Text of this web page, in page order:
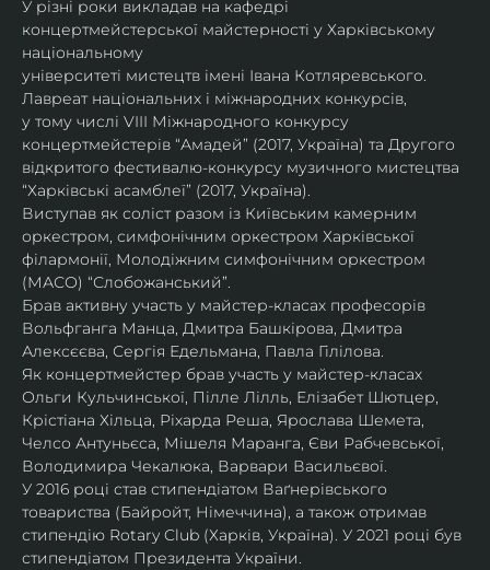
У різні роки викладав на кафедрі
концертмейстерської майстерності у Харківському
національному
університеті мистецтв імені Івана Котляревського.
Лавреат національних і міжнародних конкурсів,
у тому числі VIII Міжнародного конкурсу
концертмейстерів “Амадей” (2017, Україна) та Другого
відкритого фестивалю-конкурсу музичного мистецтва
“Харківські асамблеї” (2017, Україна).
Виступав як соліст разом із Київським камерним
оркестром, симфонічним оркестром Харківської
філармонії, Молодіжним симфонічним оркестром
(МАСО) “Слобожанський”.
Брав активну участь у майстер-класах професорів
Вольфганга Манца, Дмитра Башкірова, Дмитра
Алексєєва, Сергія Едельмана, Павла Гілілова.
Як концертмейстер брав участь у майстер-класах
Ольги Кульчинської, Пілле Лілль, Елізабет Шютцер,
Крістіана Хільца, Ріхарда Реша, Ярослава Шемета,
Челсо Антуньєса, Мішеля Маранга, Єви Рабчевської,
Володимира Чекалюка, Варвари Васильєвої.
У 2016 році став стипендіатом Ваґнерівського
товариства (Байройт, Німеччина), а також отримав
стипендію Rotary Club (Харків, Україна). У 2021 році був
стипендіатом Президента України.